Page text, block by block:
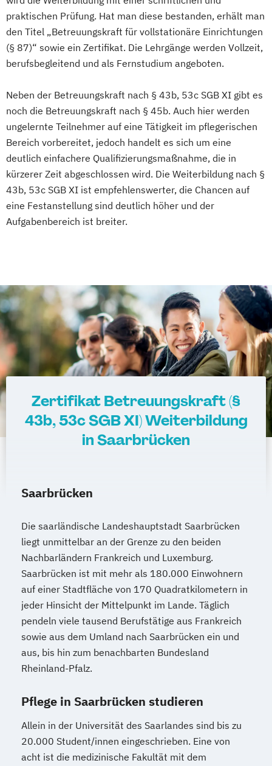
praktischen Prüfung. Hat man diese bestanden, erhält man
den Titel „Betreuungskraft für vollstationäre Einrichtungen
(§ 87)“ sowie ein Zertifikat. Die Lehrgänge werden Vollzeit,
berufsbegleitend und als Fernstudium angeboten.
Neben der Betreuungskraft nach § 43b, 53c SGB XI gibt es
noch die Betreuungskraft nach § 45b. Auch hier werden
ungelernte Teilnehmer auf eine Tätigkeit im pflegerischen
Bereich vorbereitet, jedoch handelt es sich um eine
deutlich einfachere Qualifizierungsmaßnahme, die in
kürzerer Zeit abgeschlossen wird. Die Weiterbildung nach §
43b, 53c SGB XI ist empfehlenswerter, die Chancen auf
eine Festanstellung sind deutlich höher und der
Aufgabenbereich ist breiter.
Zertifikat Betreuungskraft (§
43b, 53c SGB XI) Weiterbildung
in Saarbrücken
Saarbrücken
Die saarländische Landeshauptstadt Saarbrücken
liegt unmittelbar an der Grenze zu den beiden
Nachbarländern Frankreich und Luxemburg.
Saarbrücken ist mit mehr als 180.000 Einwohnern
auf einer Stadtfläche von 170 Quadratkilometern in
jeder Hinsicht der Mittelpunkt im Lande. Täglich
pendeln viele tausend Berufstätige aus Frankreich
sowie aus dem Umland nach Saarbrücken ein und
aus, bis hin zum benachbarten Bundesland
Rheinland-Pfalz.
Pflege in Saarbrücken studieren
Allein in der Universität des Saarlandes sind bis zu
20.000 Student/innen eingeschrieben. Eine von
acht ist die medizinische Fakultät mit dem